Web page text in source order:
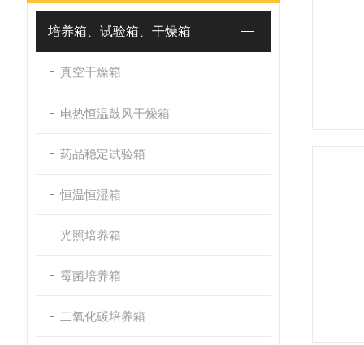
培养箱、试验箱、干燥箱
真空干燥箱
电热恒温鼓风干燥箱
药品稳定试验箱
恒温恒湿箱
光照培养箱
霉菌培养箱
二氧化碳培养箱